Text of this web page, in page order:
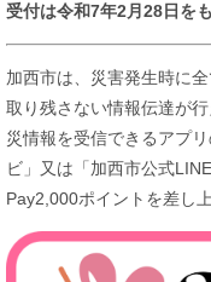
受付は令和7年2月28日を
加西市は、災害発生時に
取り残さない情報伝達が
災情報を受信できるアプ
ビ」又は「加西市公式
Pay2,000ポイントを差し上